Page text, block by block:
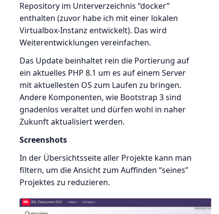
Repository im Unterverzeichnis “docker”
enthalten (zuvor habe ich mit einer lokalen
Virtualbox-Instanz entwickelt). Das wird
Weiterentwicklungen vereinfachen.
Das Update beinhaltet rein die Portierung auf
ein aktuelles PHP 8.1 um es auf einem Server
mit aktuellesten OS zum Laufen zu bringen.
Andere Komponenten, wie Bootstrap 3 sind
gnadenlos veraltet und dürfen wohl in naher
Zukunft aktualisiert werden.
Screenshots
In der Übersichtsseite aller Projekte kann man
filtern, um die Ansicht zum Auffinden “seines”
Projektes zu reduzieren.